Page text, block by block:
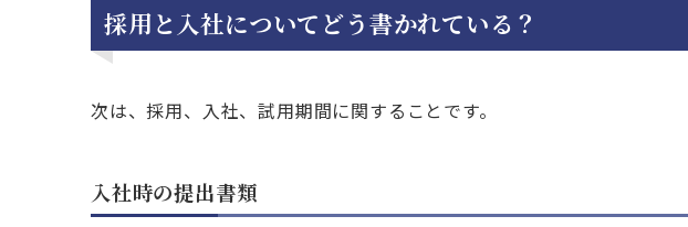
採用と入社についてどう書かれている？
次は、採用、入社、試用期間に関することです。
入社時の提出書類